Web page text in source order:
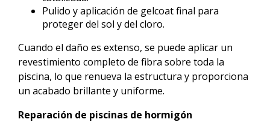
Pulido y aplicación de gelcoat final para
proteger del sol y del cloro.
Cuando el daño es extenso, se puede aplicar un
revestimiento completo de fibra sobre toda la
piscina, lo que renueva la estructura y proporciona
un acabado brillante y uniforme.
Reparación de piscinas de hormigón